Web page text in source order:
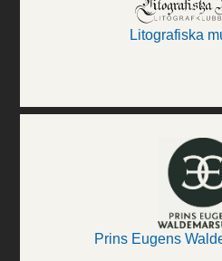
Litografiska
Prins Eugens